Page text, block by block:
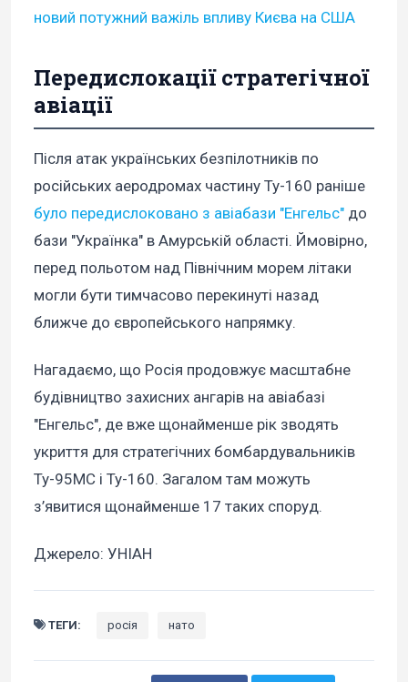
новий потужний важіль впливу Києва на США
Передислокації стратегічної
авіації
Після атак українських безпілотників по
російських аеродромах частину Ту-160 раніше
було передислоковано з авіабази "Енгельс" до
бази "Українка" в Амурській області. Ймовірно,
перед польотом над Північним морем літаки
могли бути тимчасово перекинуті назад
ближче до європейського напрямку.
Нагадаємо, що Росія продовжує масштабне
будівництво захисних ангарів на авіабазі
"Енгельс", де вже щонайменше рік зводять
укриття для стратегічних бомбардувальників
Ту-95МС і Ту-160. Загалом там можуть
з’явитися щонайменше 17 таких споруд.
Джерело: УНІАН
ТЕГИ: росія нато